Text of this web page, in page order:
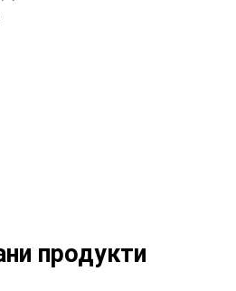
продукти